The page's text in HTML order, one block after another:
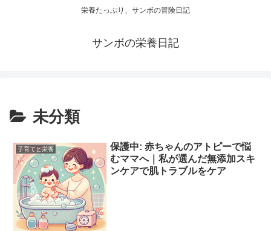
栄養たっぷり、サンボの冒険日記
サンボの栄養日記
未分類
子育てと栄養
保護中: 赤ちゃんのアトピーで悩
むママへ｜私が選んだ無添加スキ
ンケアで肌トラブルをケア